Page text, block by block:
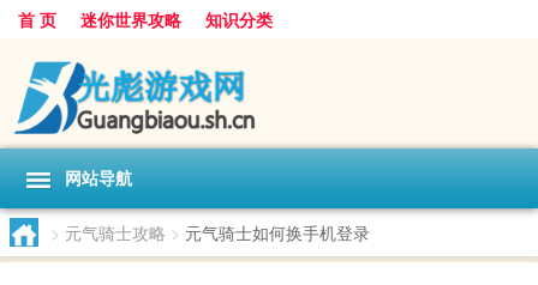
首 页 迷你世界攻略 知识分类
网站导航
> 元气骑士攻略 > 元气骑士如何换手机登录